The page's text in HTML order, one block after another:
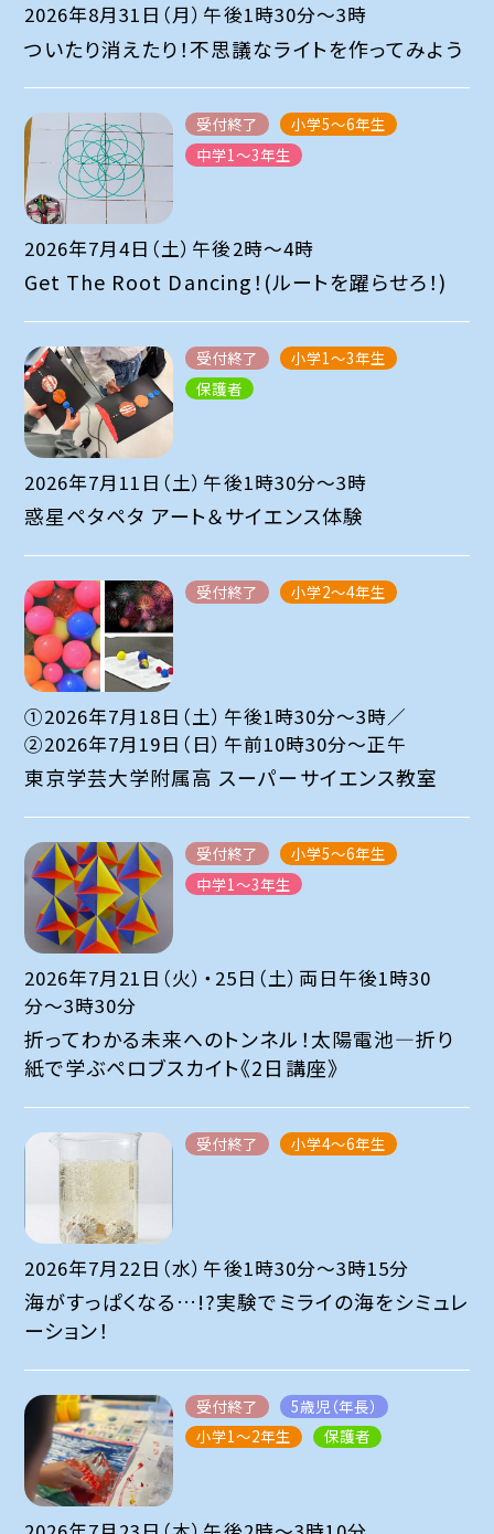
2026年8月31日（月）午後1時30分～3時
ついたり消えたり！不思議なライトを作ってみよう
受付終了
小学5～6年生
中学1～3年生
2026年7月4日（土）午後2時〜4時
Get The Root Dancing！(ルートを躍らせろ！)
受付終了
小学1～3年生
保護者
2026年7月11日（土）午後1時30分～3時
惑星ペタペタ アート＆サイエンス体験
受付終了 小学2～4年生
①2026年7月18日（土）午後1時30分〜3時／
②2026年7月19日（日）午前10時30分～正午
東京学芸大学附属高 スーパーサイエンス教室
受付終了
小学5～6年生
中学1～3年生
2026年7月21日（火）・25日（土）両日午後1時30
分〜3時30分
折ってわかる未来へのトンネル！太陽電池―折り
紙で学ぶペロブスカイト《2日講座》
受付終了 小学4～6年生
2026年7月22日（水）午後1時30分～3時15分
海がすっぱくなる…!?実験でミライの海をシミュレ
ーション！
受付終了
5歳児（年長）
小学1～2年生
保護者